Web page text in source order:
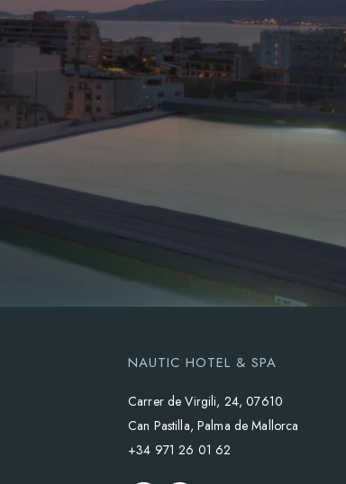
NAUTIC HOTEL & SPA
Carrer de Virgili, 24, 07610
Can Pastilla, Palma de Mallorca
+34 971 26 01 62